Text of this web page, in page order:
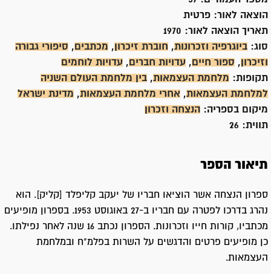
הוצאה לאור: פרטית
תאריך הוצאה לאור:
סוג: ביוגרפיה וזכרונות, חוברת זיכרון , מכתבים , סיפורי גבורה
וזיכרון , ספור חיים , עדויות חברים , עדויות לוחמים
תקופות: מלחמת העצמאות, בין מלחמת העולם השניה
למלחמת העצמאות, אחרי מלחמת העצמאות, מדינת ישראל
מיקום בספריה:
הנצחה וזכרון
תווית: 26
תיאור הספר
ספרון הנצחה אשר הוציאו חבריו של יעקב קליפלד [קליק]. הוא
נהרג בדרכו לפטרה עם חבריו ב-27 באוגוסט 1953. בספרון מופיעים
מכתביו, קורות חייו וזכרונות. הספרון נכתב 16 שנה לאחר נפילתו.
כן מופיעים פרטים והדגשים על השרות בפלמ"ח ובמלחמת
העצמאות.